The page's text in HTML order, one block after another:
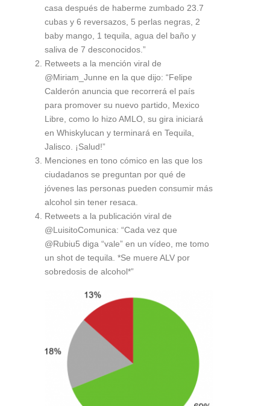
casa después de haberme zumbado 23.7
cubas y 6 reversazos, 5 perlas negras, 2
baby mango, 1 tequila, agua del baño y
saliva de 7 desconocidos.”
Retweets a la mención viral de
@Miriam_Junne en la que dijo: “Felipe
Calderón anuncia que recorrerá el país
para promover su nuevo partido, Mexico
Libre, como lo hizo AMLO, su gira iniciará
en Whiskylucan y terminará en Tequila,
Jalisco. ¡Salud!”
Menciones en tono cómico en las que los
ciudadanos se preguntan por qué de
jóvenes las personas pueden consumir más
alcohol sin tener resaca.
Retweets a la publicación viral de
@LuisitoComunica: “Cada vez que
@Rubiu5 diga “vale” en un vídeo, me tomo
un shot de tequila. *Se muere ALV por
sobredosis de alcohol*”